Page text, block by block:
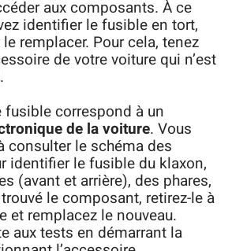
aux composants. À ce
identifier le fusible en tort,
le remplacer. Pour cela, tenez
de votre voiture qui n’est
fusible correspond à un
de la voiture. Vous
consulter le schéma des
identifier le fusible du klaxon,
(avant et arrière), des phares,
le composant, retirez-le à
et remplacez le nouveau.
aux tests en démarrant la